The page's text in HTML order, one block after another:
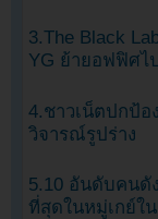
3.The Black
YG ย้ายอฟฟิศไ
4.ชาวเน็ตปกป้อ
วิจารณ์รูปร่าง
5.10 อันดับคนดั
ที่สุดในหมู่เกย์ใ